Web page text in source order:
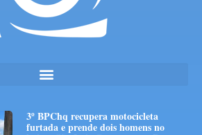
3º BPChq recupera motocicleta
furtada e prende dois homens no